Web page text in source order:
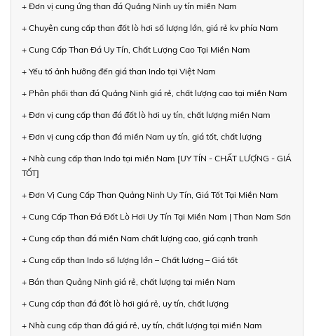
+ Đơn vị cung ứng than đá Quảng Ninh uy tín miền Nam
+ Chuyên cung cấp than đốt lò hơi số lượng lớn, giá rẻ kv phía Nam
+ Cung Cấp Than Đá Uy Tín, Chất Lượng Cao Tại Miền Nam
+ Yếu tố ảnh hưởng đến giá than Indo tại Việt Nam
+ Phân phối than đá Quảng Ninh giá rẻ, chất lượng cao tại miền Nam
+ Đơn vị cung cấp than đá đốt lò hơi uy tín, chất lượng miền Nam
+ Đơn vị cung cấp than đá miền Nam uy tín, giá tốt, chất lượng
+ Nhà cung cấp than Indo tại miền Nam [UY TÍN - CHẤT LƯỢNG - GIÁ
TỐT]
+ Đơn Vị Cung Cấp Than Quảng Ninh Uy Tín, Giá Tốt Tại Miền Nam
+ Cung Cấp Than Đá Đốt Lò Hơi Uy Tín Tại Miền Nam | Than Nam Sơn
+ Cung cấp than đá miền Nam chất lượng cao, giá cạnh tranh
+ Cung cấp than Indo số lượng lớn – Chất lượng – Giá tốt
+ Bán than Quảng Ninh giá rẻ, chất lượng tại miền Nam
+ Cung cấp than đá đốt lò hơi giá rẻ, uy tín, chất lượng
+ Nhà cung cấp than đá giá rẻ, uy tín, chất lượng tại miền Nam